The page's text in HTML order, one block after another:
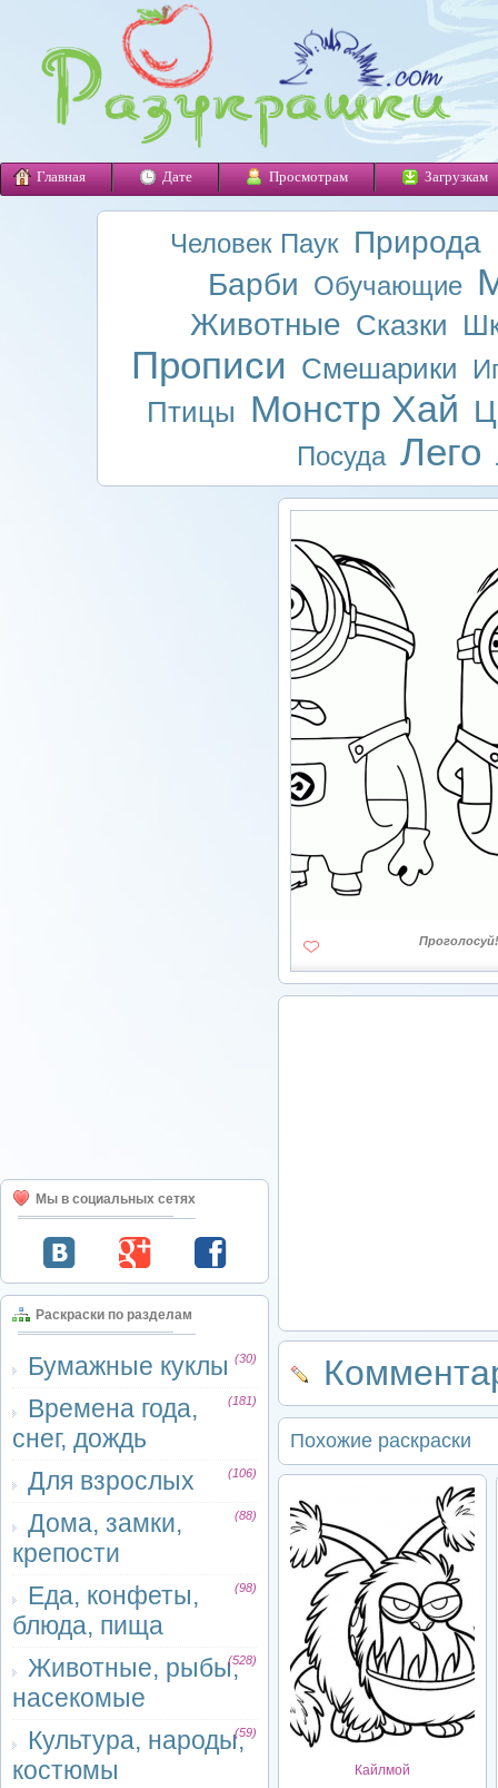
Главная Дате Просмотрам Загрузкам
Человек Паук Природа
Барби Обучающие
Животные Сказки
Прописи Смешарики
Птицы Монстр Хай
Посуда Лего
Мы в социальных сетях
Раскраски по разделам
Бумажные куклы (30)
Времена года,
снег, дождь
(181)
Для взрослых (106)
Дома, замки,
крепости
(88)
Еда, конфеты,
блюда, пища
(98)
Животные, рыбы,
насекомые
(528)
Культура, народы,
костюмы
(59)
Проголосуй!
Похожие раскраски
Кайлмой